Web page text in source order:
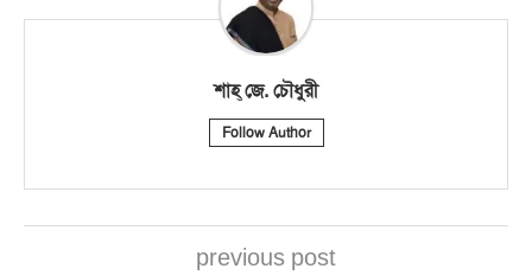
শাহ্‌ জে. চৌধুরী
Follow Author
previous post